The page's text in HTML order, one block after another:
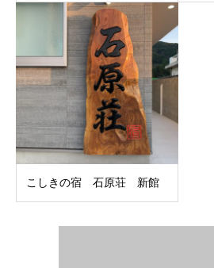
こしきの宿 石原荘 新館